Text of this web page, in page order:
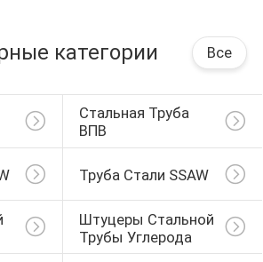
категории Все
Стальная Труба
ВПВ
Труба Стали SSAW
Штуцеры Стальной
Трубы Углерода